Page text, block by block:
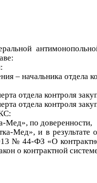
– начальника
отдела контроля
отдела контроля
Мед», по доверенности,
Мед», и в результате
№ 44-ФЗ «О
о контрактной